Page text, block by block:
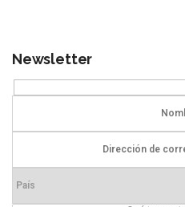
Newsletter